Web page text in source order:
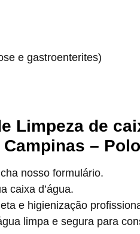
e gastroenterites)
Limpeza de
–
nosso formulário.
caixa d’água.
e higienização
limpa e segura para